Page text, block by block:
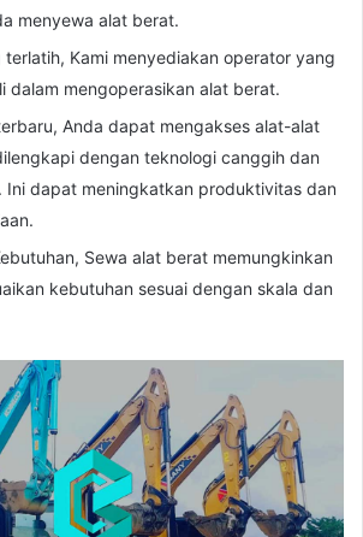
menyewa alat berat.
Kami menyediakan operator yang
dalam mengoperasikan alat berat.
Anda dapat mengakses alat-alat
dengan teknologi canggih dan
Ini dapat meningkatkan produktivitas dan
Sewa alat berat memungkinkan
kebutuhan sesuai dengan skala dan